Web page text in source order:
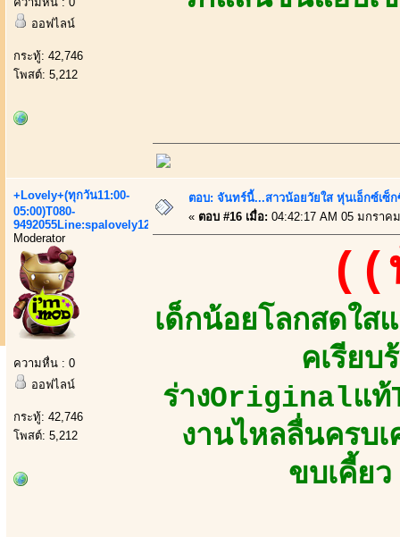
ออฟไลน์
กระทู้: 42,746
โพสต์: 5,212
+Lovely+(ทุกวัน11:00-
05:00)T080-
9492055Line:spalovely123
Moderator
ความหื่น : 0
ออฟไลน์
กระทู้: 42,746
โพสต์: 5,212
ตอบ: จันทร์นี้...สาวน้อยวัยใส หุ่นเอ็กซ์เซ็
« ตอบ #16 เมื่อ: 04:42:17 AM 05 มกราค
((
เด็กน้อยโลกสดใ
คเรียบ
ร่างOriginalแท้
งานไหลลื่นครบ
ขบเคี้ย